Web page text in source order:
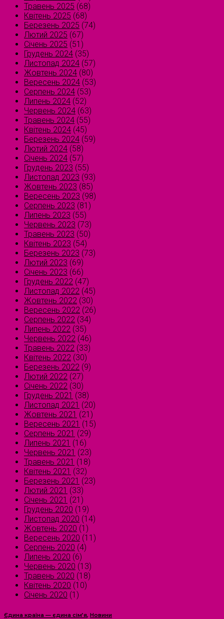
Травень 2025 (68)
Квітень 2025 (68)
Березень 2025 (74)
Лютий 2025 (67)
Січень 2025 (51)
Грудень 2024 (35)
Листопад 2024 (57)
Жовтень 2024 (80)
Вересень 2024 (53)
Серпень 2024 (53)
Липень 2024 (52)
Червень 2024 (63)
Травень 2024 (55)
Квітень 2024 (45)
Березень 2024 (59)
Лютий 2024 (58)
Січень 2024 (57)
Грудень 2023 (55)
Листопад 2023 (93)
Жовтень 2023 (85)
Вересень 2023 (98)
Серпень 2023 (81)
Липень 2023 (55)
Червень 2023 (73)
Травень 2023 (50)
Квітень 2023 (54)
Березень 2023 (73)
Лютий 2023 (69)
Січень 2023 (66)
Грудень 2022 (47)
Листопад 2022 (45)
Жовтень 2022 (30)
Вересень 2022 (26)
Серпень 2022 (34)
Липень 2022 (35)
Червень 2022 (46)
Травень 2022 (33)
Квітень 2022 (30)
Березень 2022 (9)
Лютий 2022 (27)
Січень 2022 (30)
Грудень 2021 (38)
Листопад 2021 (20)
Жовтень 2021 (21)
Вересень 2021 (15)
Серпень 2021 (29)
Липень 2021 (16)
Червень 2021 (23)
Травень 2021 (18)
Квітень 2021 (32)
Березень 2021 (23)
Лютий 2021 (33)
Січень 2021 (21)
Грудень 2020 (19)
Листопад 2020 (14)
Жовтень 2020 (1)
Вересень 2020 (11)
Серпень 2020 (4)
Липень 2020 (6)
Червень 2020 (13)
Травень 2020 (18)
Квітень 2020 (10)
Січень 2020 (1)
Єдина країна — єдина сім’я, Новини